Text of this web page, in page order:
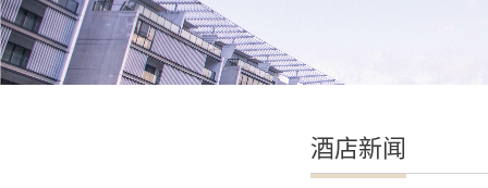
酒店新闻